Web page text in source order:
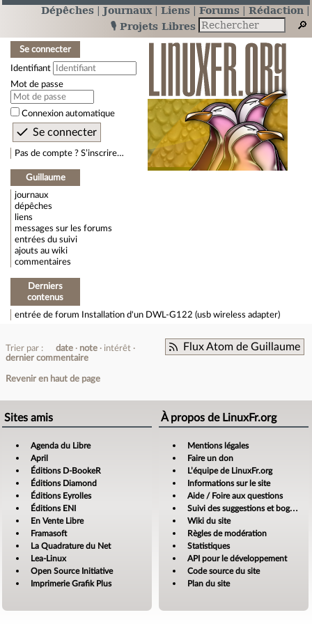
Dépêches Journaux Liens Forums
Rédaction
🎙️ Projets Libres
Se connecter
Identifiant
Mot de passe
Connexion automatique
Pas de compte ? S’inscrire…
Guillaume
journaux
dépêches
liens
messages sur les forums
entrées du suivi
ajouts au wiki
commentaires
Derniers
contenus
entrée de forum Installation d'un DWL-G122 (usb wireless adapter)
Flux Atom de Guillaume
Trier par : date note
intérêt
dernier commentaire
Revenir en haut de page
Sites amis
Agenda du Libre
April
Éditions D-BookeR
Éditions Diamond
Éditions Eyrolles
Éditions ENI
En Vente Libre
Framasoft
La Quadrature du Net
Lea-Linux
Open Source Initiative
Imprimerie Grafik Plus
À propos de LinuxFr.org
Mentions légales
Faire un don
L’équipe de LinuxFr.org
Informations sur le site
Aide / Foire aux questions
Suivi des suggestions et bogues
Wiki du site
Règles de modération
Statistiques
API pour le développement
Code source du site
Plan du site